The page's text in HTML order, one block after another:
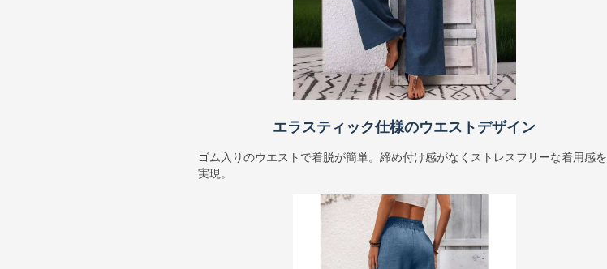
エラスティック仕様のウエストデザイン
ゴム入りのウエストで着脱が簡単。締め付け感がなくストレスフリーな着用感を
実現。